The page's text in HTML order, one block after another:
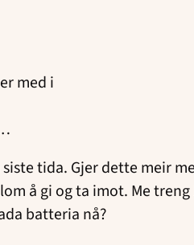
med i
tida. Gjer dette meir
å gi og ta imot. Me
batteria nå?